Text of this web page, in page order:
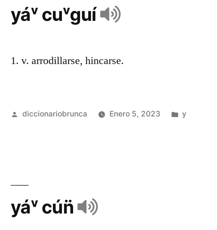
yáᵛ cuᵛguí
1. v. arrodillarse, hincarse.
diccionariobrunca Enero 5, 2023 y
yáᵛ cún̈